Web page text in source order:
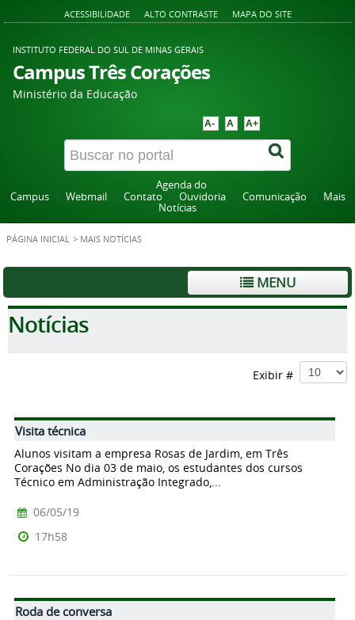
ACESSIBILIDADE ALTO CONTRASTE MAPA DO SITE
INSTITUTO FEDERAL DO SUL DE MINAS GERAIS
Campus Três Corações
Ministério da Educação
A- A A+
Agenda do
Campus
Webmail Contato Ouvidoria Comunicação
Mais
Notícias
PÁGINA INICIAL > MAIS NOTÍCIAS
MENU
Notícias
Exibir #
Visita técnica
Alunos visitam a empresa Rosas de Jardim, em Três
Corações No dia 03 de maio, os estudantes dos cursos
Técnico em Administração Integrado,...
06/05/19
17h58
Roda de conversa